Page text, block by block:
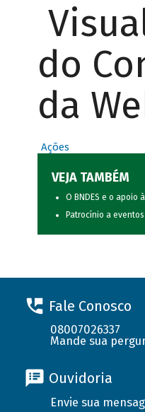
do
da
Ações
VEJA TAMBÉM
O BNDES e o apoio
Patrocínio a
Fale Conosco
08007026337
Mande sua
Ouvidoria
Envie sua